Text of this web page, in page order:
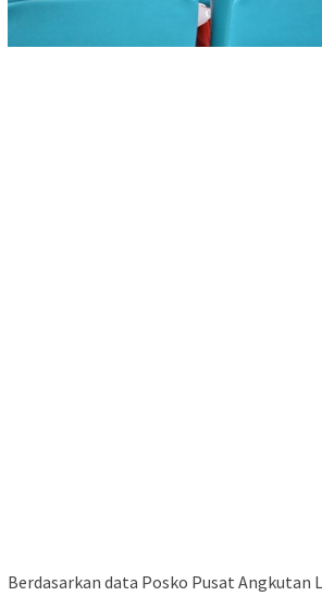
Berdasarkan data Posko Pusat Angkutan